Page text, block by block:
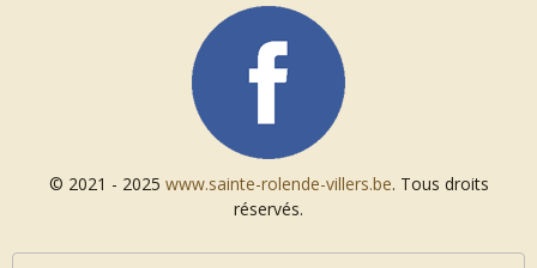
© 2021 - 2025 www.sainte-rolende-villers.be. Tous droits
réservés.